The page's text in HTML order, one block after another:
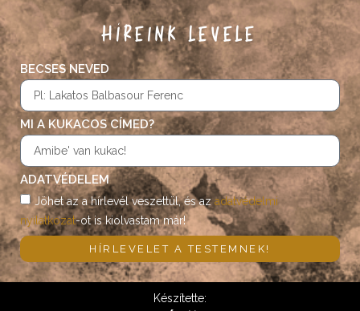
HÍREINK LEVELE
BECSES NEVED
MI A KUKACOS CÍMED?
ADATVÉDELEM
Jöhet az a hírlevél veszettül, és azadatvédelmi
nyilatkozat-ot is kiolvastam már!
HÍRLEVELET A TESTEMNEK!
Készítette: